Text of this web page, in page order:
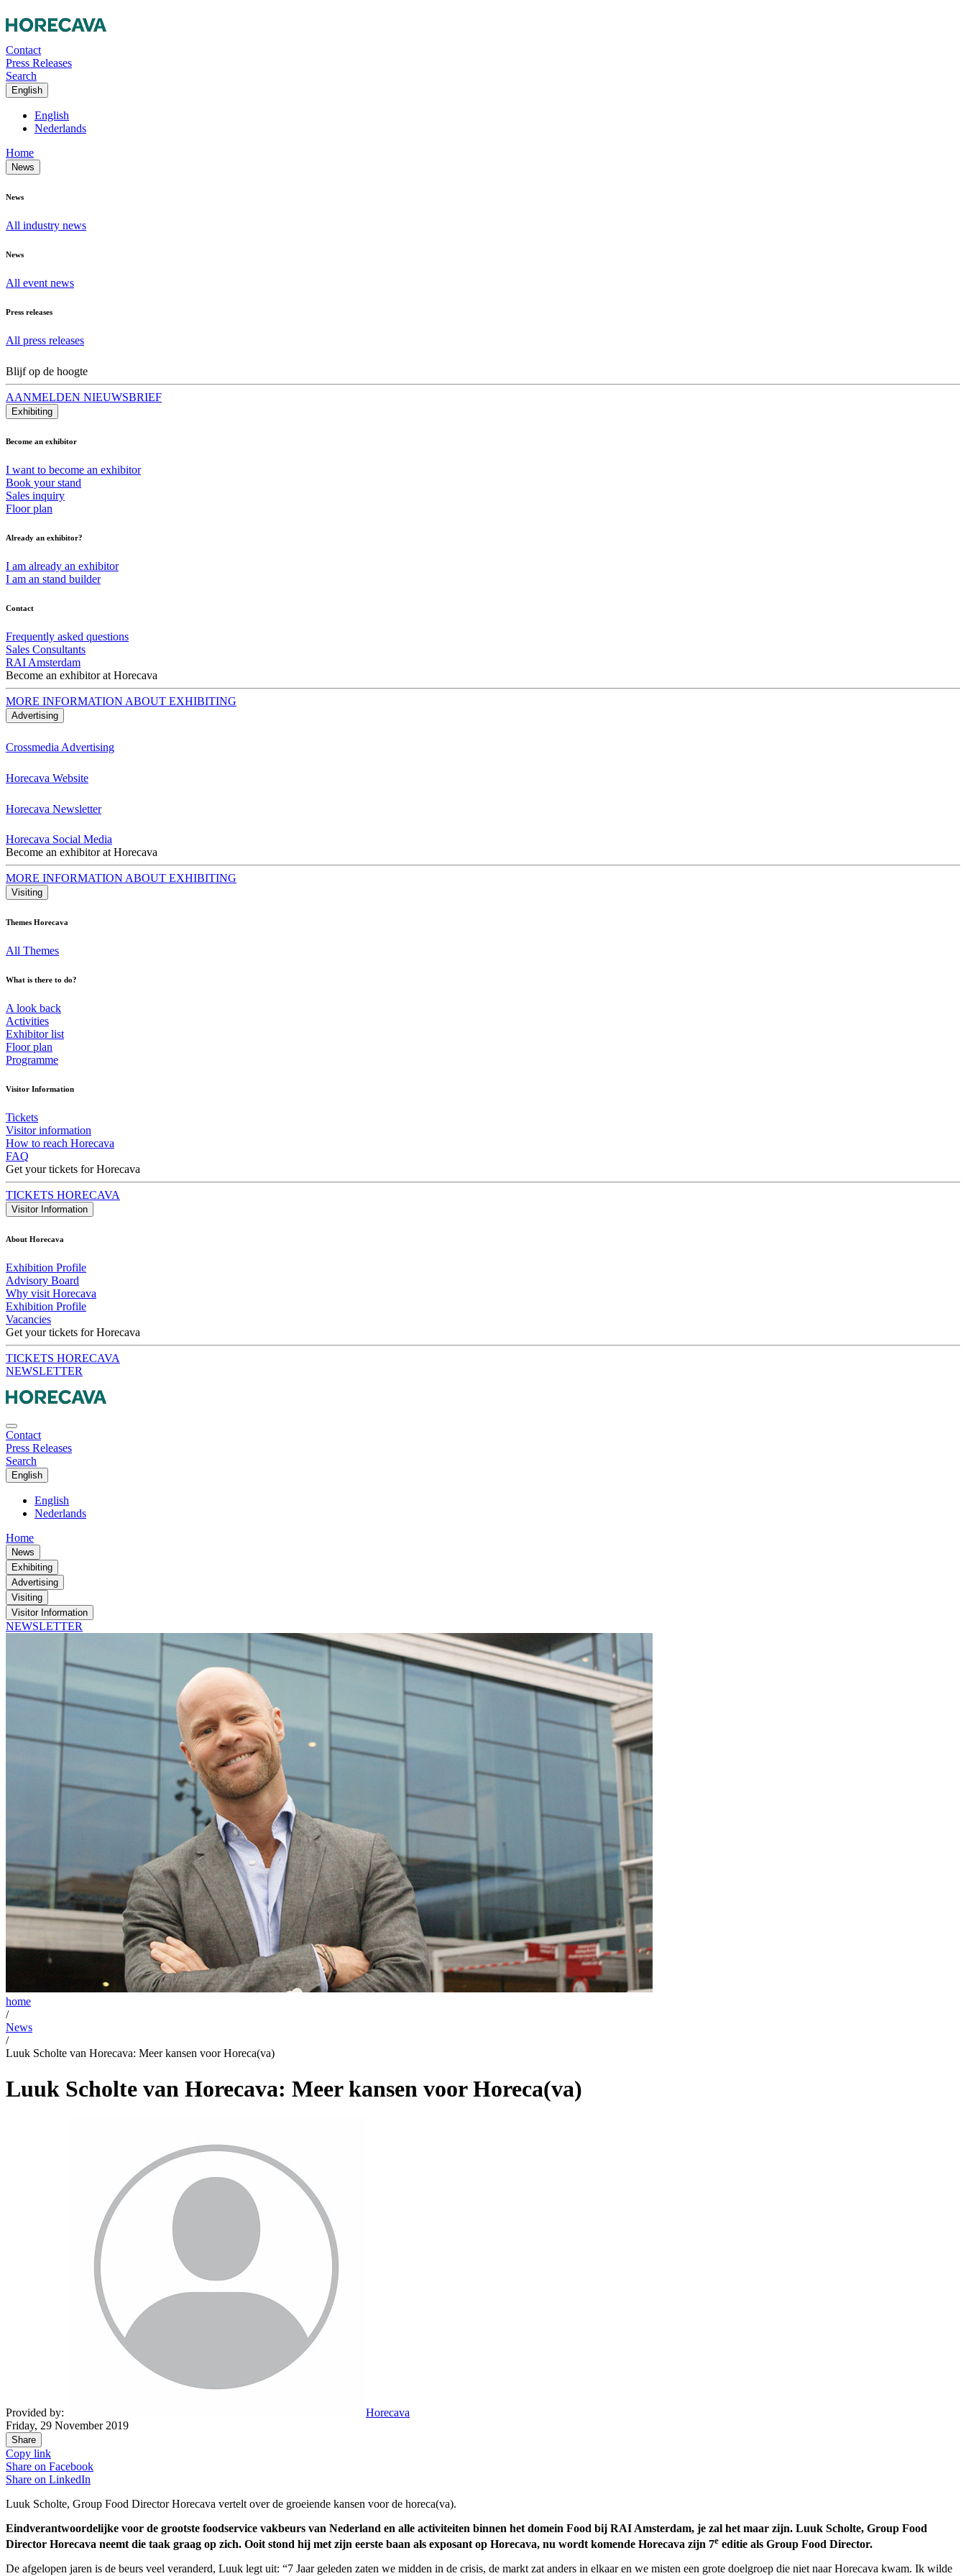
Contact
Press Releases
Search
English
English
Nederlands
Home
News
News
All industry news
News
All event news
Press releases
All press releases
Blijf op de hoogte
AANMELDEN NIEUWSBRIEF
Exhibiting
Become an exhibitor
I want to become an exhibitor
Book your stand
Sales inquiry
Floor plan
Already an exhibitor?
I am already an exhibitor
I am an stand builder
Contact
Frequently asked questions
Sales Consultants
RAI Amsterdam
Become an exhibitor at Horecava
MORE INFORMATION ABOUT EXHIBITING
Advertising
Crossmedia Advertising
Horecava Website
Horecava Newsletter
Horecava Social Media
Become an exhibitor at Horecava
MORE INFORMATION ABOUT EXHIBITING
Visiting
Themes Horecava
All Themes
What is there to do?
A look back
Activities
Exhibitor list
Floor plan
Programme
Visitor Information
Tickets
Visitor information
How to reach Horecava
FAQ
Get your tickets for Horecava
TICKETS HORECAVA
Visitor Information
About Horecava
Exhibition Profile
Advisory Board
Why visit Horecava
Exhibition Profile
Vacancies
Get your tickets for Horecava
TICKETS HORECAVA
NEWSLETTER
Contact
Press Releases
Search
English
English
Nederlands
Home
News
Exhibiting
Advertising
Visiting
Visitor Information
NEWSLETTER
home
/
News
/
Luuk Scholte van Horecava: Meer kansen voor Horeca(va)
Luuk Scholte van Horecava: Meer kansen voor Horeca(va)
Provided by:
Horecava
Friday, 29 November 2019
Share
Copy link
Share on Facebook
Share on LinkedIn
Luuk Scholte, Group Food Director Horecava vertelt over de groeiende kansen voor de horeca(va).
Eindverantwoordelijke voor de grootste foodservice vakbeurs van Nederland en alle activiteiten binnen het domein Food bij RAI Amsterdam, je zal het maar zijn. Luuk Scholte, Group Food
Director Horecava neemt die taak graag op zich. Ooit stond hij met zijn eerste baan als exposant op Horecava, nu wordt komende Horecava zijn 7e editie als Group Food Director.
De afgelopen jaren is de beurs veel veranderd, Luuk legt uit: “7 Jaar geleden zaten we midden in de crisis, de markt zat anders in elkaar en we misten een grote doelgroep die niet naar Horecava kwam. Ik wilde